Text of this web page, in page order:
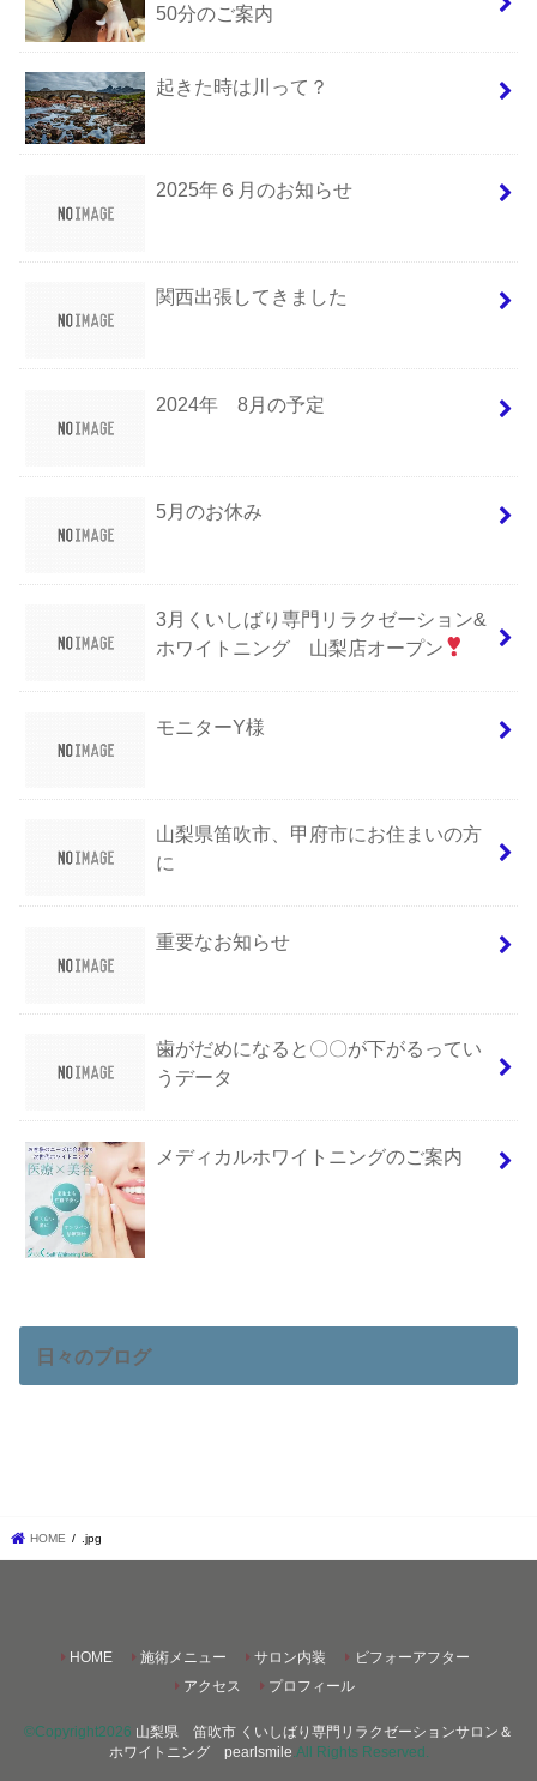
50分のご案内
起きた時は川って？
2025年６月のお知らせ
関西出張してきました
2024年 8月の予定
5月のお休み
3月くいしばり専門リラクゼーション&
ホワイトニング 山梨店オープン
モニターY様
山梨県笛吹市、甲府市にお住まいの方
に
重要なお知らせ
歯がだめになると〇〇が下がるってい
うデータ
メディカルホワイトニングのご案内
日々のブログ
HOME .jpg
HOME 施術メニュー サロン内装
ビフォーアフター
アクセス
プロフィール
©Copyright2026 山梨県 笛吹市 くいしばり専門リラクゼーションサロン＆
ホワイトニング pearlsmile .All Rights Reserved.